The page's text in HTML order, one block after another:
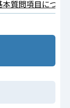
質問項目につい